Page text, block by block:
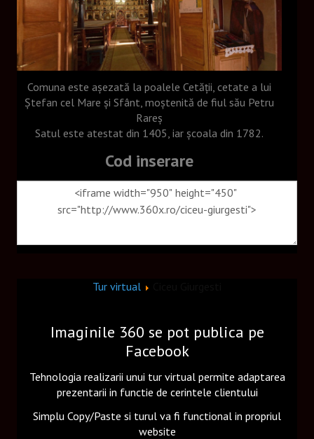
Monument istoric
Incarcator
CONTACT
Comuna este aşezată la poalele Cetăţii, cetate a lui
Ştefan cel Mare şi Sfânt, moştenită de fiul său Petru
Rareş
Satul este atestat din 1405, iar şcoala din 1782.
Cod inserare
Tur virtual
Imaginile 360 se pot publica pe
Facebook
Tehnologia realizarii unui tur virtual permite adaptarea
prezentarii in functie de cerintele clientului
Simplu Copy/Paste si turul va fi functional in propriul
website